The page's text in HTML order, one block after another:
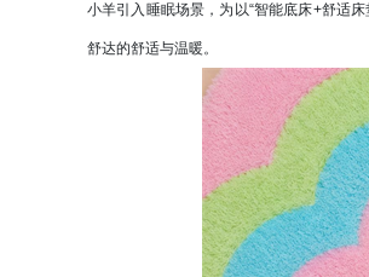
小羊引入睡眠场景，为以“智能底床+舒适
舒达的舒适与温暖。